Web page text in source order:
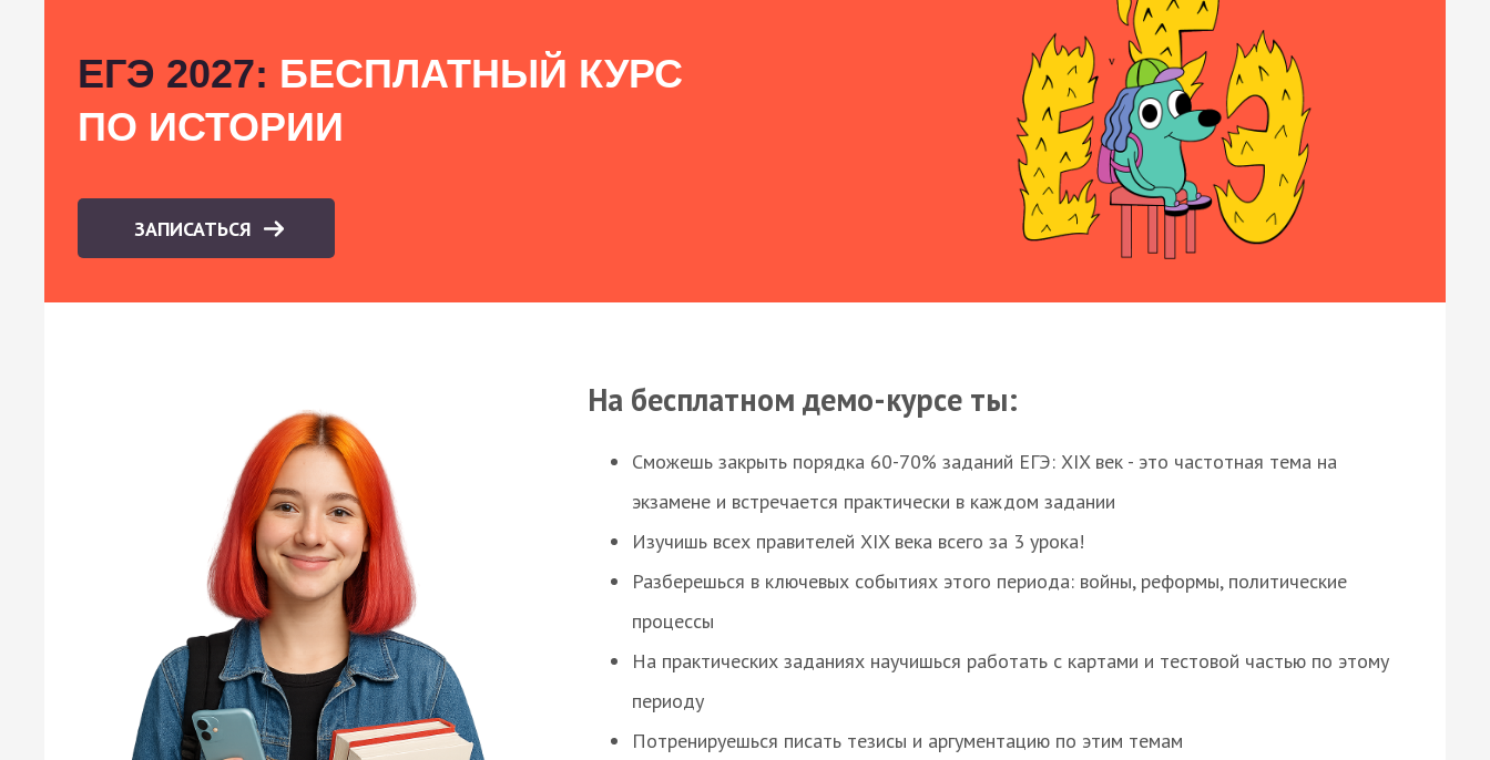
ЕГЭ 2027: БЕСПЛАТНЫЙ КУРС
ПО ИСТОРИИ
ЗАПИСАТЬСЯ
На бесплатном демо-курсе ты:
Сможешь закрыть порядка 60-70% заданий ЕГЭ: XIX век - это частотная тема на
экзамене и встречается практически в каждом задании
Изучишь всех правителей XIX века всего за 3 урока!
Разберешься в ключевых событиях этого периода: войны, реформы, политические
процессы
На практических заданиях научишься работать с картами и тестовой частью по этому
периоду
Потренируешься писать тезисы и аргументацию по этим темам